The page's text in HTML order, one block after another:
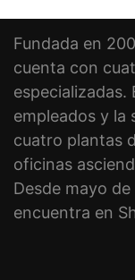
Fundada en
cuenta con
especializadas.
empleados y la
cuatro plantas
oficinas
Desde mayo
encuentra en